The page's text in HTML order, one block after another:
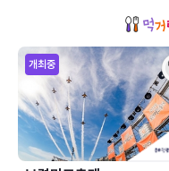
개최중